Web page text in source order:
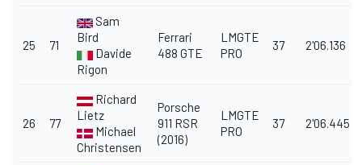
25 71
Sam
Bird
Davide
Rigon
Ferrari
488 GTE
LMGTE
PRO
37 2'06.136
26 77
Richard
Lietz
Michael
Christensen
Porsche
911 RSR
(2016)
LMGTE
PRO
37 2'06.445